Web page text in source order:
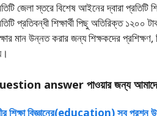
জেলা স্তরে বিশেষ আইনের দ্বারা প্রতিটি
প্রতিবন্ধী শিক্ষার্থী পিছু অতিরিক্ত ১২০০
মান উন্নত করার জন্য শিক্ষকদের
answer পাওয়ার জন্য
শিক্ষা বিজ্ঞানের(education) সব প্রশ্ন